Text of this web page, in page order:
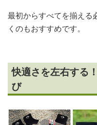
最初からすべてを揃える
くのもおすすめです。
快適さを左右する
び